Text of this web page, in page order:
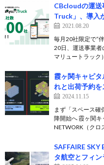
CBcloudの運送
Truck」、導入
2021.08.20
毎月20社限定で“
20日、運送事業者
マリュートラック
霞ヶ関キャピ
れと出荷予約を
2024.11.15
まず「スペース確
降開始へ 霞ヶ関
NETWORK（ク
SAFFAIRE SKY
タ航空とフィ